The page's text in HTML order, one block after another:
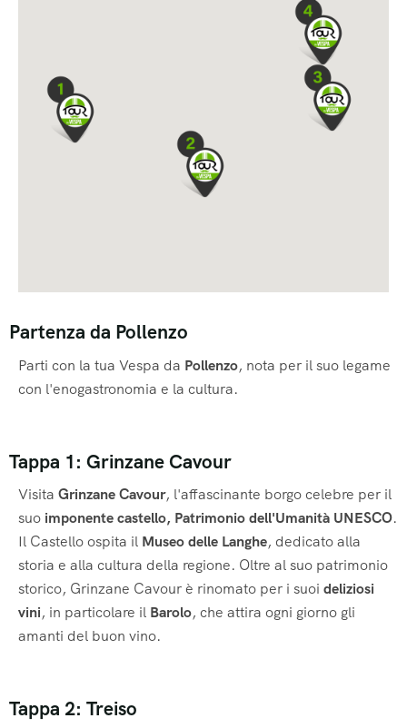
Partenza da Pollenzo
Parti con la tua Vespa da Pollenzo, nota per il suo legame
con l'enogastronomia e la cultura.
Tappa 1: Grinzane Cavour
Visita Grinzane Cavour, l'affascinante borgo celebre per il
suo imponente castello, Patrimonio dell'Umanità UNESCO.
Il Castello ospita il Museo delle Langhe, dedicato alla
storia e alla cultura della regione. Oltre al suo patrimonio
storico, Grinzane Cavour è rinomato per i suoi deliziosi
vini, in particolare il Barolo, che attira ogni giorno gli
amanti del buon vino.
Tappa 2: Treiso